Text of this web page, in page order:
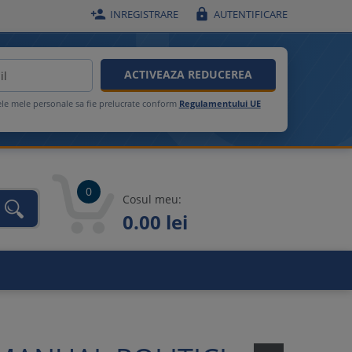
 INREGISTRARE  AUTENTIFICARE
ACTIVEAZA REDUCEREA
mele personale sa fie prelucrate conform Regulamentului UE
0
Cosul meu:
0.00 lei